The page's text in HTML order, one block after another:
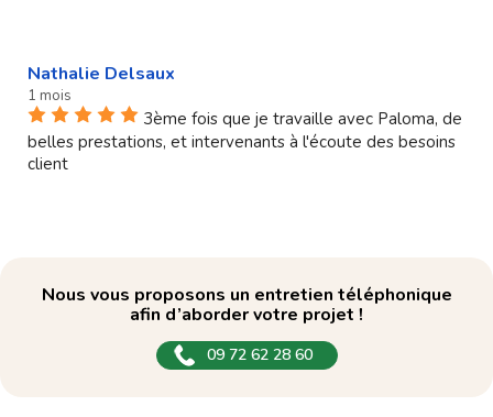
Nathalie Delsaux
1 mois
3ème fois que je travaille avec Paloma, de
belles prestations, et intervenants à l'écoute des besoins
client
Nous vous proposons un entretien téléphonique
afin d’aborder votre projet !
09 72 62 28 60